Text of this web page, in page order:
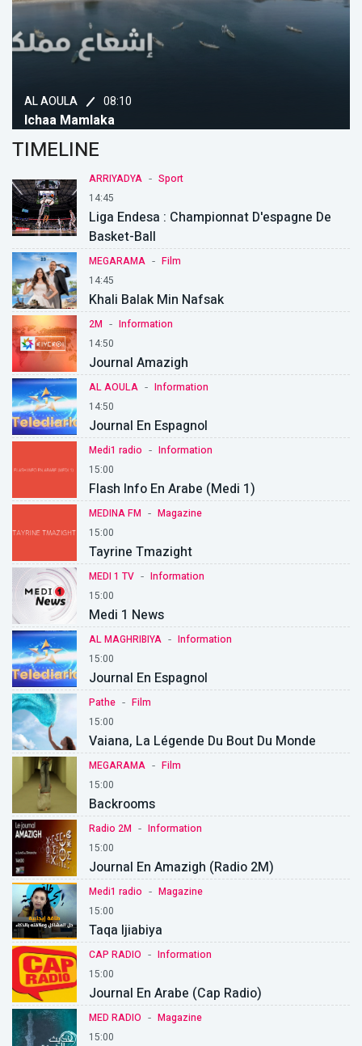
AL AOULA 08:10
Ichaa Mamlaka
TIMELINE
ARRIYADYA - Sport
14:45
Liga Endesa : Championnat D'espagne De
Basket-Ball
MEGARAMA - Film
14:45
Khali Balak Min Nafsak
2M - Information
14:50
Journal Amazigh
AL AOULA - Information
14:50
Journal En Espagnol
Medi1 radio - Information
15:00
Flash Info En Arabe (Medi 1)
MEDINA FM - Magazine
15:00
Tayrine Tmazight
MEDI 1 TV - Information
15:00
Medi 1 News
AL MAGHRIBIYA - Information
15:00
Journal En Espagnol
Pathe - Film
15:00
Vaiana, La Légende Du Bout Du Monde
MEGARAMA - Film
15:00
Backrooms
Radio 2M - Information
15:00
Journal En Amazigh (Radio 2M)
Medi1 radio - Magazine
15:00
Taqa Ijiabiya
CAP RADIO - Information
15:00
Journal En Arabe (Cap Radio)
MED RADIO - Magazine
15:00